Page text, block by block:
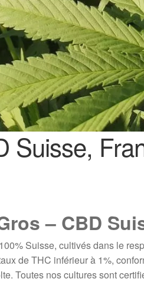
Suisse,
– CBD
Suisse, cultivés dans le
de THC inférieur à 1%,
Toutes nos cultures sont